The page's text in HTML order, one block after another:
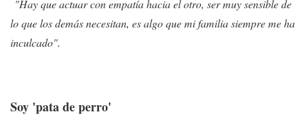
"Hay que actuar con empatía hacia el otro, ser muy sensible de
lo que los demás necesitan, es algo que mi familia siempre me ha
inculcado".
Soy 'pata de perro'